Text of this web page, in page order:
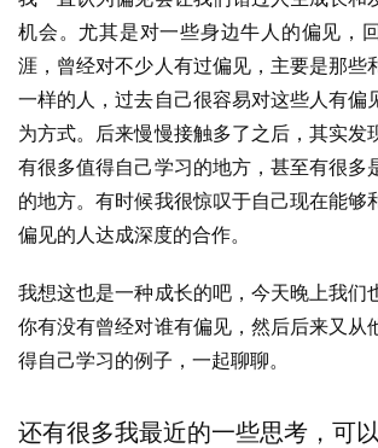
机会。尤其是对一些身边牛人的偏见，
涯，曾经对不少人有过偏见，主要是那些
一样的人，过去自己很容易对这些人有偏
为方式。后来慢慢接触多了之后，其实发
有很多值得自己学习的地方，甚至有很多
的地方。有时候我很惊叹于自己现在能够
偏见的人达成深度的合作。
我想这也是一种成长的吧，今天晚上我们
你有没有曾经对谁有偏见，然后后来又从
得自己学习的例子，一起聊聊。
还有很多我最近的一些思考，可